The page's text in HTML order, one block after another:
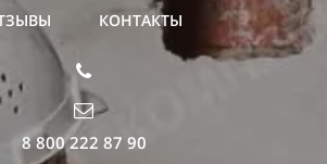
КОНТАКТЫ
8 800 222 87 90